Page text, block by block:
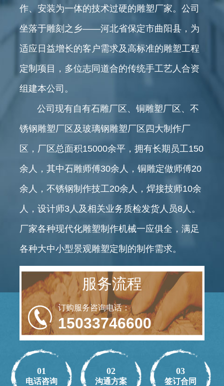
作、安装为一体的技术过硬的雕塑厂家。公司
坐落于雕刻之乡——河北省保定市曲阳县，为
适应日益增长的客户需求及高标准的雕塑工程
定制项目，多位志同道合的传统手工艺人合资
组建本公司。
公司现有自有石雕厂区、铜雕塑厂区、不
锈钢雕塑厂区及玻璃钢雕塑厂区四大制作厂
区，厂区总面积15000余平，拥有长期员工150
余人，其中石雕师傅30余人，铜雕定做师傅20
余人，不锈钢制作技工20余人，焊接技师10余
人，设计师3人及相关业务质检发货人员8人。
厂家各种现代化雕塑制作机械一应俱全，满足
各种大中小型景观雕塑定制的制作需求。
服务流程
订购服务咨询电话：
15033746600
01
电话咨询
02
沟通方案
03
签订合同